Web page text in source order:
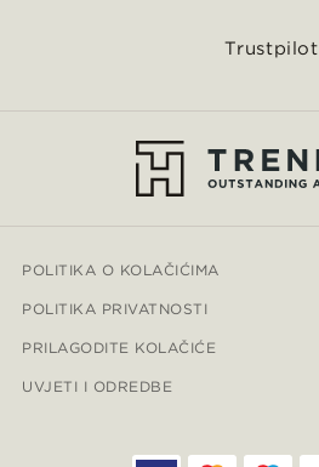
Trustpilot
POLITIKA O KOLAČIĆIMA
POLITIKA PRIVATNOSTI
PRILAGODITE KOLAČIĆE
UVJETI I ODREDBE